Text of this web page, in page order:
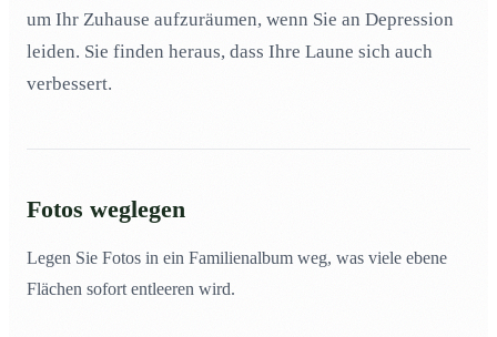
um Ihr Zuhause aufzuräumen, wenn Sie an Depression
leiden. Sie finden heraus, dass Ihre Laune sich auch
verbessert.
Fotos weglegen
Legen Sie Fotos in ein Familienalbum weg, was viele ebene
Flächen sofort entleeren wird.